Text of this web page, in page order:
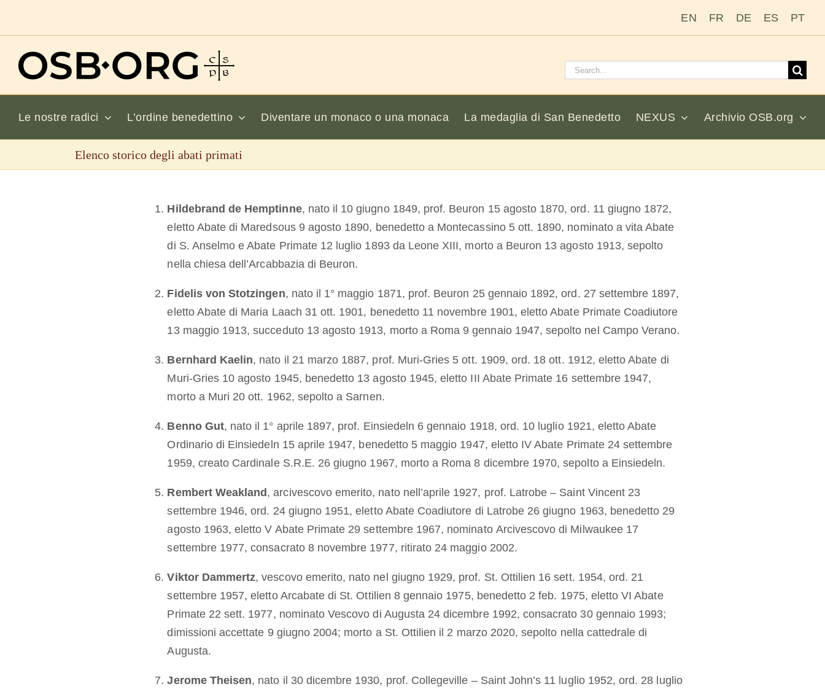
EN FR DE ES PT
Cerca:
Le nostre radici L’ordine benedettino Diventare un monaco o una monaca La medaglia di San Benedetto NEXUS Archivio OSB.org
Elenco storico degli abati primati
Hildebrand de Hemptinne, nato il 10 giugno 1849, prof. Beuron 15 agosto 1870, ord. 11 giugno 1872,
eletto Abate di Maredsous 9 agosto 1890, benedetto a Montecassino 5 ott. 1890, nominato a vita Abate
di S. Anselmo e Abate Primate 12 luglio 1893 da Leone XIII, morto a Beuron 13 agosto 1913, sepolto
nella chiesa dell’Arcabbazia di Beuron.
Fidelis von Stotzingen, nato il 1° maggio 1871, prof. Beuron 25 gennaio 1892, ord. 27 settembre 1897,
eletto Abate di Maria Laach 31 ott. 1901, benedetto 11 novembre 1901, eletto Abate Primate Coadiutore
13 maggio 1913, succeduto 13 agosto 1913, morto a Roma 9 gennaio 1947, sepolto nel Campo Verano.
Bernhard Kaelin, nato il 21 marzo 1887, prof. Muri-Gries 5 ott. 1909, ord. 18 ott. 1912, eletto Abate di
Muri-Gries 10 agosto 1945, benedetto 13 agosto 1945, eletto III Abate Primate 16 settembre 1947,
morto a Muri 20 ott. 1962, sepolto a Sarnen.
Benno Gut, nato il 1° aprile 1897, prof. Einsiedeln 6 gennaio 1918, ord. 10 luglio 1921, eletto Abate
Ordinario di Einsiedeln 15 aprile 1947, benedetto 5 maggio 1947, eletto IV Abate Primate 24 settembre
1959, creato Cardinale S.R.E. 26 giugno 1967, morto a Roma 8 dicembre 1970, sepolto a Einsiedeln.
Rembert Weakland , arcivescovo emerito, nato nell’aprile 1927, prof. Latrobe – Saint Vincent 23
settembre 1946, ord. 24 giugno 1951, eletto Abate Coadiutore di Latrobe 26 giugno 1963, benedetto 29
agosto 1963, eletto V Abate Primate 29 settembre 1967, nominato Arcivescovo di Milwaukee 17
settembre 1977, consacrato 8 novembre 1977, ritirato 24 maggio 2002.
Viktor Dammertz, vescovo emerito, nato nel giugno 1929, prof. St. Ottilien 16 sett. 1954, ord. 21
settembre 1957, eletto Arcabate di St. Ottilien 8 gennaio 1975, benedetto 2 feb. 1975, eletto VI Abate
Primate 22 sett. 1977, nominato Vescovo di Augusta 24 dicembre 1992, consacrato 30 gennaio 1993;
dimissioni accettate 9 giugno 2004; morto a St. Ottilien il 2 marzo 2020, sepolto nella cattedrale di
Augusta.
Jerome Theisen, nato il 30 dicembre 1930, prof. Collegeville – Saint John’s 11 luglio 1952, ord. 28 luglio